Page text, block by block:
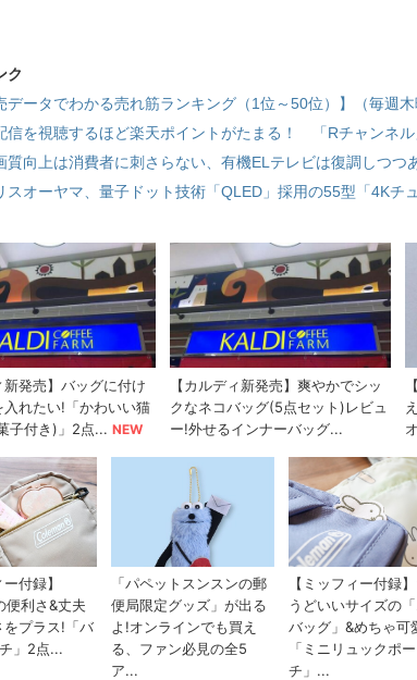
ク
データでわかる売れ筋ランキング（1位～50位）】（毎週木
信を視聴するほど楽天ポイントがたまる！ 「Rチャンネ
質向上は消費者に刺さらない、有機ELテレビは復調しつつ
スオーヤマ、量子ドット技術「QLED」採用の55型「4Kチ